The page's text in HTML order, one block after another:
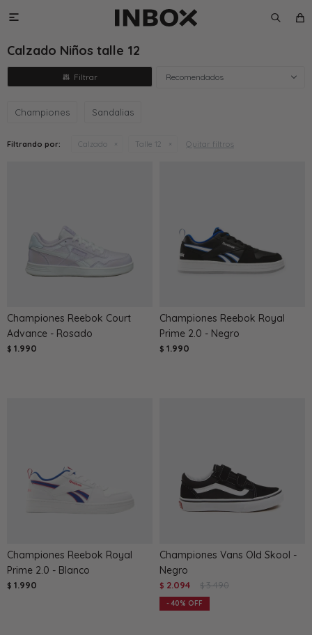

Calzado Niños talle 12
Recomendados
Championes Sandalias
Filtrando por: Calzado Talle 12 Quitar filtros
Championes Reebok Court
Advance - Rosado
$ 1.990
Championes Reebok Royal
Prime 2.0 - Negro
$ 1.990
Championes Reebok Royal
Prime 2.0 - Blanco
$ 1.990
Championes Vans Old Skool -
Negro
$ 2.094 $ 3.490
40